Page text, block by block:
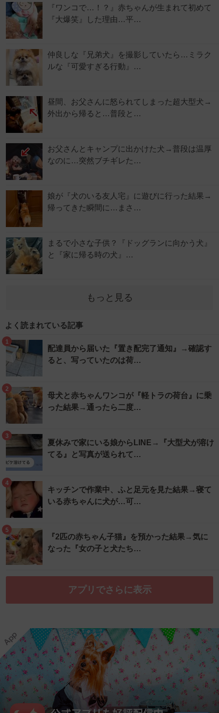
『ワンコで…！？』赤ちゃんが生まれて初めて
『大爆笑』した理由…平…
仲良しな『兄弟犬』を撮影していたら…ミラク
ルな『可愛すぎる行動』…
昼間、お父さんに怒られてしまった超大型犬→
外出から帰ると…普段と…
お父さんとキャンプに出かけた犬→普段は温厚
なのに…突然ブチギレた…
娘が『犬のいる友人宅』に遊びに行った結果→
帰ってきた瞬間に…まさ…
まるで小さな子供？『ドッグランに向かう犬』
と『家に帰る時の犬』…
もっと見る
よく読まれている記事
1
配達員から届いた『置き配完了通知』→確認す
ると、写っていたのは荷…
2
母犬と赤ちゃんワンコが『軽トラの荷台』に乗
った結果→通ったら二度…
3
夏休みで家にいる娘からLINE→『大型犬が溶け
てる』と写真が送られて…
4
キッチンで作業中、ふと足元を見た結果→寝て
いる赤ちゃんに犬が…可…
5
『2匹の赤ちゃん子猫』を預かった結果→気に
なった『女の子と犬たち…
アプリでさらに表示